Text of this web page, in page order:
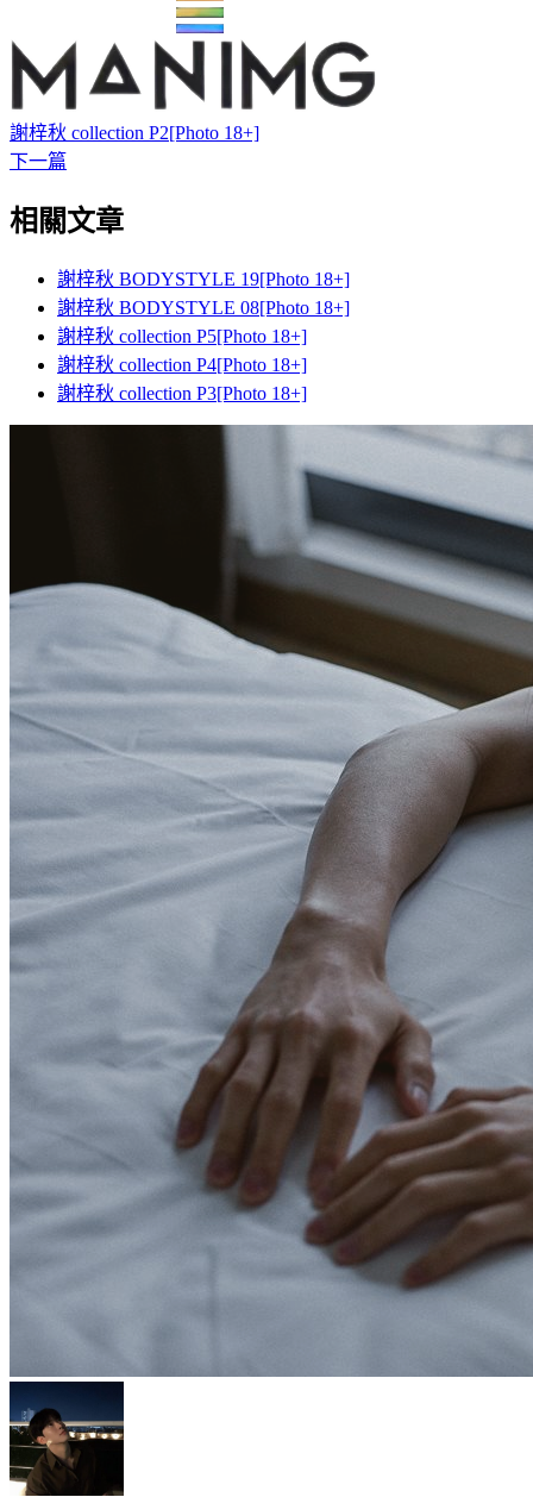
謝梓秋 collection P2[Photo 18+]
下一篇
相關文章
謝梓秋 BODYSTYLE 19[Photo 18+]
謝梓秋 BODYSTYLE 08[Photo 18+]
謝梓秋 collection P5[Photo 18+]
謝梓秋 collection P4[Photo 18+]
謝梓秋 collection P3[Photo 18+]